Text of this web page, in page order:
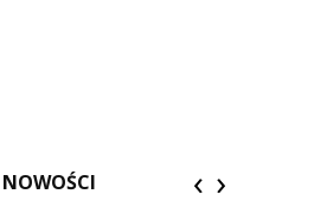
NOWOŚCI ‹ ›